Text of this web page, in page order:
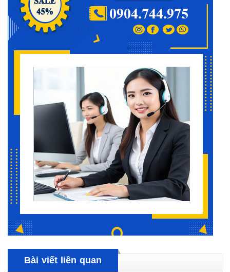
Bài viết liên quan